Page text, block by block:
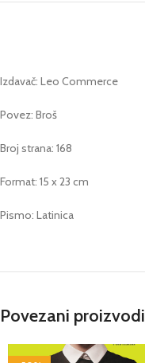
Izdavač: Leo Commerce
Povez: Broš
Broj strana: 168
Format: 15 x 23 cm
Pismo: Latinica
Povezani proizvodi